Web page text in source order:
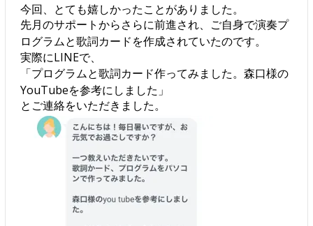
今回、とても嬉しかったことがありました。
先月のサポートからさらに前進され、ご自身で演奏プ
ログラムと歌詞カードを作成されていたのです。
実際にLINEで、
「プログラムと歌詞カード作ってみました。森口様の
YouTubeを参考にしました」
とご連絡をいただきました。